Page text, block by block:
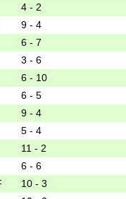
4 - 2
9 - 4
6 - 7
3 - 6
6 - 10
6 - 5
9 - 4
5 - 4
11 - 2
6 - 6
10 - 3